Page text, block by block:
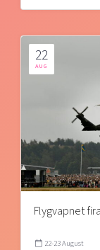
22
AUG
Flygvapnet
22-23 August